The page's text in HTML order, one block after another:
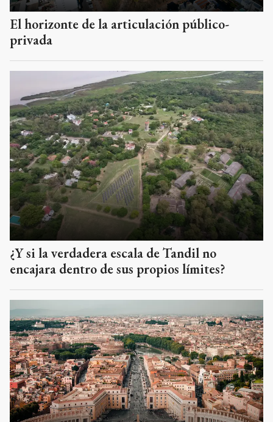
El horizonte de la articulación público-
privada
¿Y si la verdadera escala de Tandil no
encajara dentro de sus propios límites?